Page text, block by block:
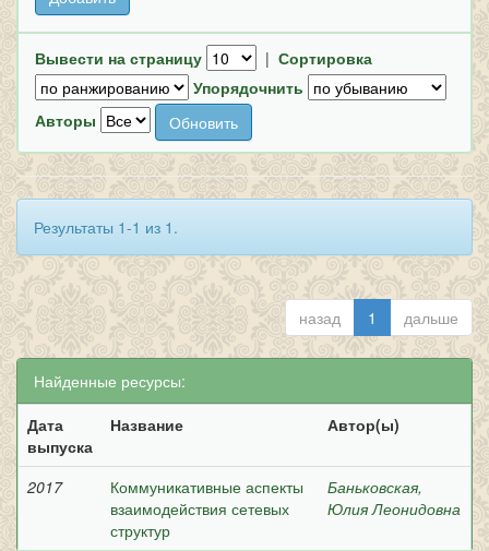
Вывести на страницу | Сортировка
Упорядочнить
Авторы
Результаты 1-1 из 1.
назад 1 дальше
Найденные ресурсы:
Дата
выпуска
Название Автор(ы)
2017
Коммуникативные аспекты
взаимодействия сетевых
структур
Баньковская,
Юлия Леонидовна